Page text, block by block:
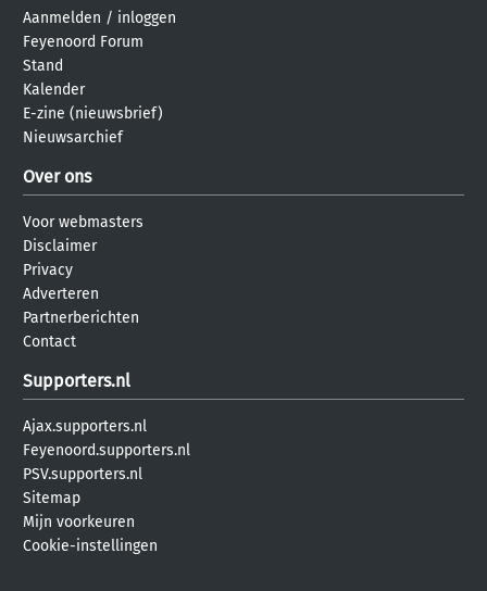
Aanmelden / inloggen
Feyenoord Forum
Stand
Kalender
E-zine (nieuwsbrief)
Nieuwsarchief
Over ons
Voor webmasters
Disclaimer
Privacy
Adverteren
Partnerberichten
Contact
Supporters.nl
Ajax.supporters.nl
Feyenoord.supporters.nl
PSV.supporters.nl
Sitemap
Mijn voorkeuren
Cookie-instellingen